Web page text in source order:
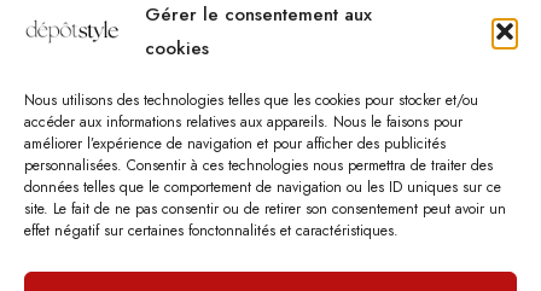
Gérer le consentement aux
cookies
Nous utilisons des technologies telles que les cookies pour stocker et/ou
accéder aux informations relatives aux appareils. Nous le faisons pour
améliorer l’expérience de navigation et pour afficher des publicités
personnalisées. Consentir à ces technologies nous permettra de traiter des
données telles que le comportement de navigation ou les ID uniques sur ce
site. Le fait de ne pas consentir ou de retirer son consentement peut avoir un
effet négatif sur certaines fonctonnalités et caractéristiques.
Adresse : Rue des Deux Gares 6, 1070 Bruxelles
Lundi – Samedi :10:00 – 18:30
Vendredi :10:00-13:00 – 15:00 -18:30
Dimanche :12:00-18:00
Nous sommes fermés les jours fériés.